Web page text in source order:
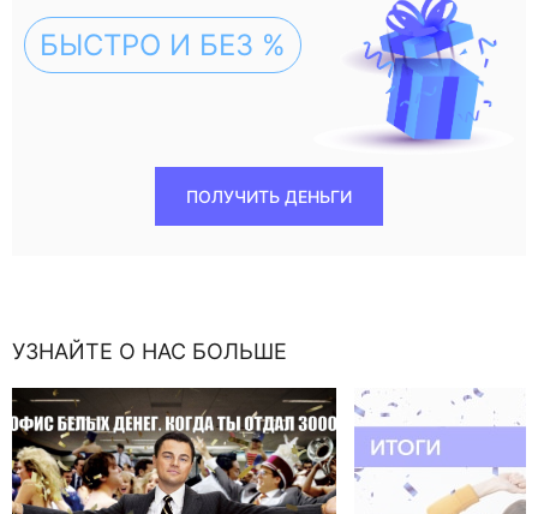
БЫСТРО И БЕЗ %
ПОЛУЧИТЬ ДЕНЬГИ
УЗНАЙТЕ О НАС БОЛЬШЕ